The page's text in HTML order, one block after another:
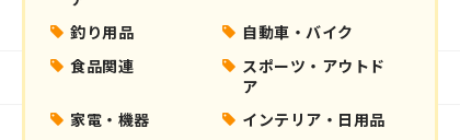
釣り用品
自動車・バイク
食品関連
スポーツ・アウトド
ア
家電・機器
インテリア・日用品